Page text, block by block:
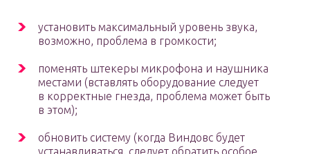
установить максимальный уровень звука,
возможно, проблема в громкости;
поменять штекеры микрофона и наушника
местами (вставлять оборудование следует
в корректные гнезда, проблема может быть
в этом);
обновить систему (когда Виндовс будет
устанавливаться, следует обратить особое